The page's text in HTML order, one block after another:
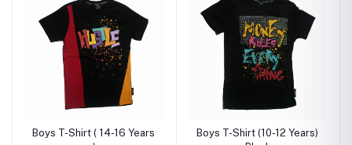
Boys T-Shirt ( 14-16 Years
Boys T-Shirt (10-12 Years)